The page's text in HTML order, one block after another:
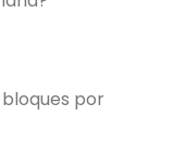
por